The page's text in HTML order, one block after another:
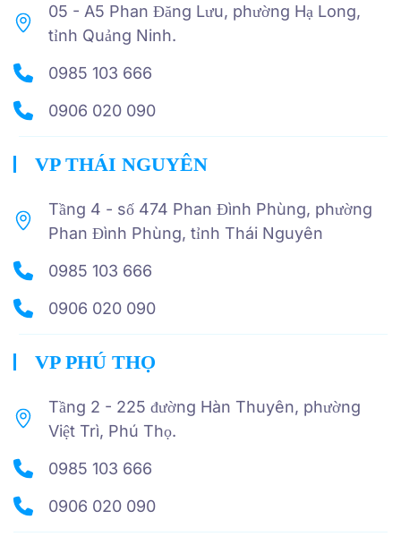
05 - A5 Phan Đăng Lưu, phường Hạ Long,
tỉnh Quảng Ninh.
0985 103 666
0906 020 090
VP THÁI NGUYÊN
Tầng 4 - số 474 Phan Đình Phùng, phường
Phan Đình Phùng, tỉnh Thái Nguyên
0985 103 666
0906 020 090
VP PHÚ THỌ
Tầng 2 - 225 đường Hàn Thuyên, phường
Việt Trì, Phú Thọ.
0985 103 666
0906 020 090